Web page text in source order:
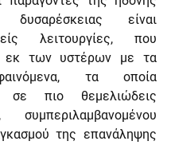
είναι
λειτουργίες, που
εκ των υστέρων με τα
τα οποία
σε πιο θεμελιώδεις
συμπεριλαμβανομένου
της επανάληψης